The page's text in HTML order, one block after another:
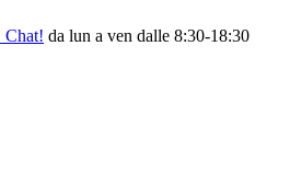
Chat! da lun a ven dalle 8:30-18:30